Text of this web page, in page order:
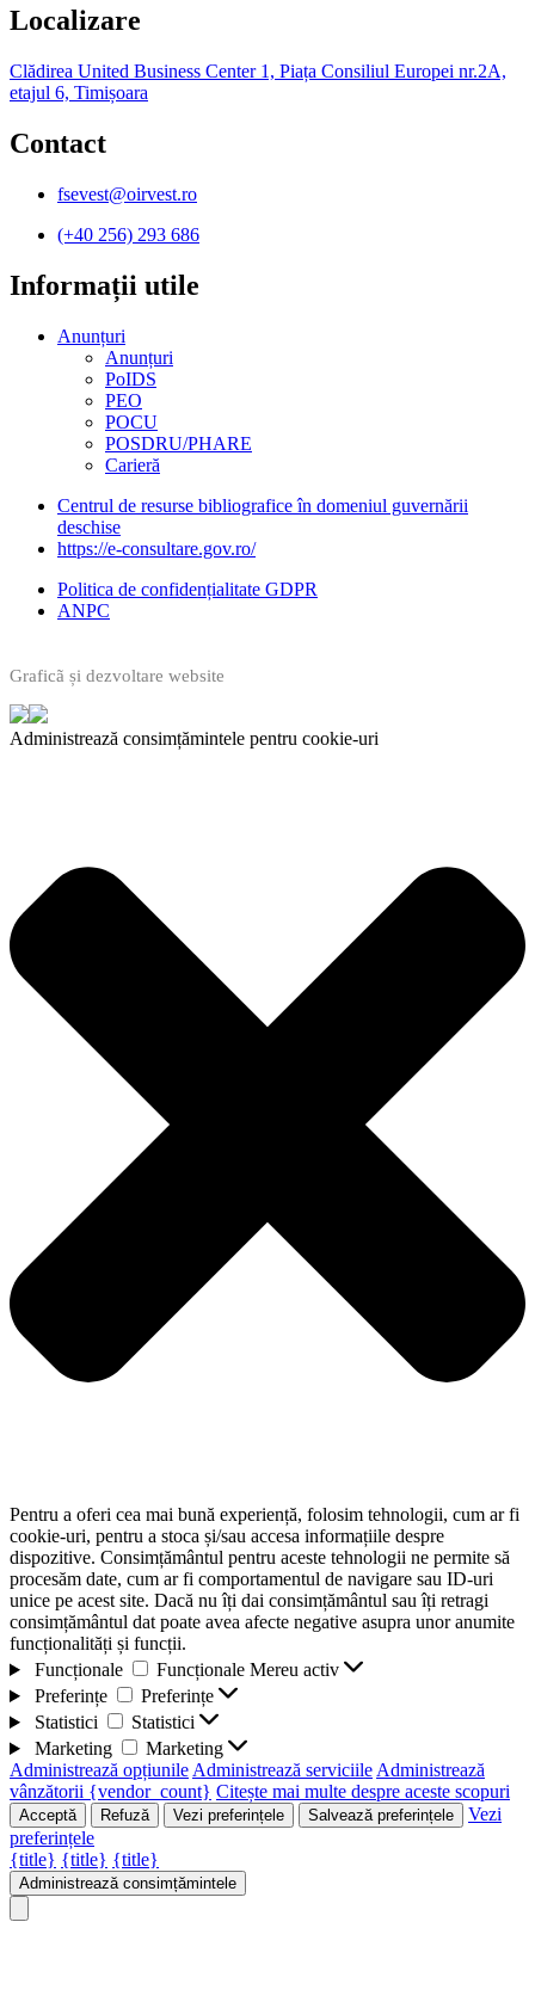
Localizare
Clădirea United Business Center 1, Piața Consiliul Europei nr.2A,
etajul 6, Timișoara
Contact
fsevest@oirvest.ro
(+40 256) 293 686
Informații utile​
Anunțuri
Anunțuri
PoIDS
PEO
POCU
POSDRU/PHARE
Carieră
Centrul de resurse bibliografice în domeniul guvernării
deschise
https://e-consultare.gov.ro/
Politica de confidențialitate GDPR
ANPC
Graficã și dezvoltare website
Administrează consimțămintele pentru cookie-uri
Pentru a oferi cea mai bună experiență, folosim tehnologii, cum ar fi
cookie-uri, pentru a stoca și/sau accesa informațiile despre
dispozitive. Consimțământul pentru aceste tehnologii ne permite să
procesăm date, cum ar fi comportamentul de navigare sau ID-uri
unice pe acest site. Dacă nu îți dai consimțământul sau îți retragi
consimțământul dat poate avea afecte negative asupra unor anumite
funcționalități și funcții.
Funcționale
Funcționale Mereu activ
Preferințe
Preferințe
Statistici
Statistici
Marketing
Marketing
Administrează opțiunile Administrează serviciile Administrează
vânzătorii {vendor_count} Citește mai multe despre aceste scopuri
Acceptă Refuză Vezi preferințele Salvează preferințele
Vezi
preferințele
{title} {title} {title}
Administrează consimțămintele